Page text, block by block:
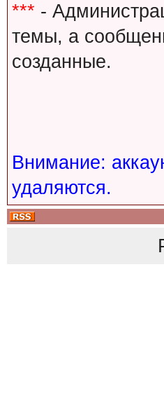
*** -
темы, а
созданные.
Внимание:
удаляются.